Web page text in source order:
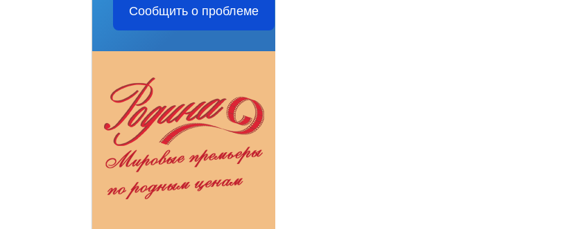
Сообщить о проблеме